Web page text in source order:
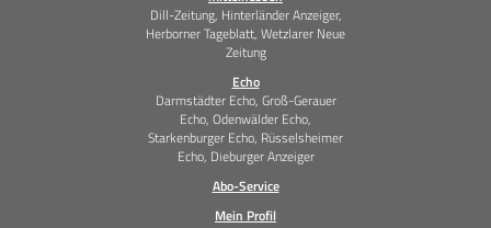
Dill-Zeitung, Hinterländer Anzeiger,
Herborner Tageblatt, Wetzlarer Neue
Zeitung
Echo
Darmstädter Echo, Groß-Gerauer
Echo, Odenwälder Echo,
Starkenburger Echo, Rüsselsheimer
Echo, Dieburger Anzeiger
Abo-Service
Mein Profil